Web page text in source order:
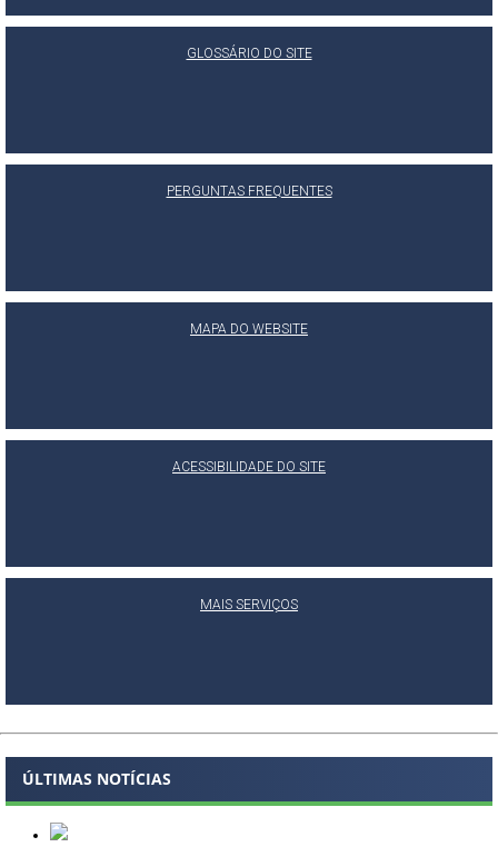
GLOSSÁRIO DO SITE
PERGUNTAS FREQUENTES
MAPA DO WEBSITE
ACESSIBILIDADE DO SITE
MAIS SERVIÇOS
ÚLTIMAS NOTÍCIAS